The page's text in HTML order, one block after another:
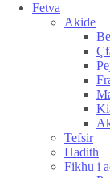
Fetva
Akide
Tefsir
Hadith
Fikhu i